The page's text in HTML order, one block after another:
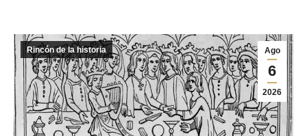
Ago
6
2026
Rincón de la historia